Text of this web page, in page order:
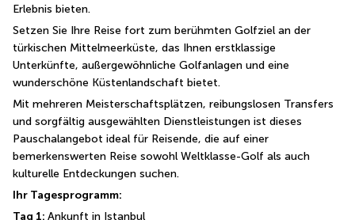
Erlebnis bieten.
Setzen Sie Ihre Reise fort zum berühmten Golfziel an der
türkischen Mittelmeerküste, das Ihnen erstklassige
Unterkünfte, außergewöhnliche Golfanlagen und eine
wunderschöne Küstenlandschaft bietet.
Mit mehreren Meisterschaftsplätzen, reibungslosen Transfers
und sorgfältig ausgewählten Dienstleistungen ist dieses
Pauschalangebot ideal für Reisende, die auf einer
bemerkenswerten Reise sowohl Weltklasse-Golf als auch
kulturelle Entdeckungen suchen.
Ihr Tagesprogramm:
Tag 1: Ankunft in Istanbul